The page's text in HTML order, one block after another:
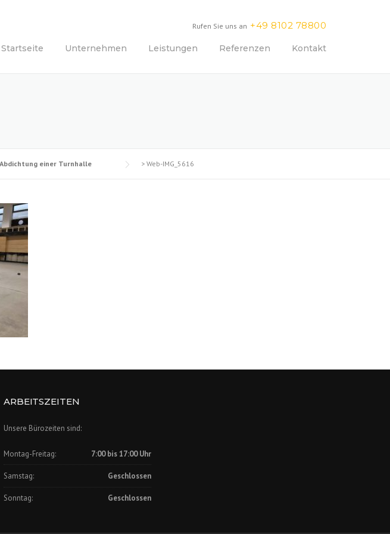
Rufen Sie uns an +49 8102 78800
Startseite Unternehmen Leistungen Referenzen Kontakt
einer Turnhalle > Web-IMG_5616
ARBEITSZEITEN
Unsere Bürozeiten sind:
Montag-Freitag: 7:00 bis 17:00 Uhr
Samstag: Geschlossen
Sonntag: Geschlossen